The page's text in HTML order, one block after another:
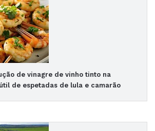
de vinagre de vinho tinto na
de espetadas de lula e camarão